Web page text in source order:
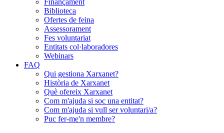
Finançament
Biblioteca
Ofertes de feina
Assessorament
Fes voluntariat
Entitats col·laboradores
Webinars
FAQ
Qui gestiona Xarxanet?
Història de Xarxanet
Què ofereix Xarxanet
Com m'ajuda si soc una entitat?
Com m'ajuda si vull ser voluntari/a?
Puc fer-me'n membre?